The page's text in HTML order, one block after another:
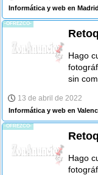
Informática y web en Madrid
-OFREZCO-
Hago
sin
13 de abril de 2022
Informática y web en
-OFREZCO-
Hago